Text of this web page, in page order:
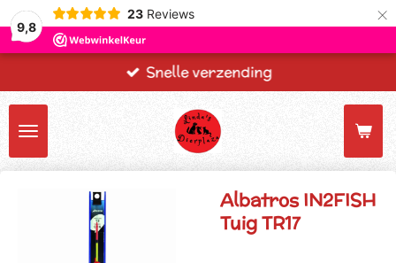
9,8
23 Reviews ×
Snelle verzending
Albatros IN2FISH
Tuig TR17